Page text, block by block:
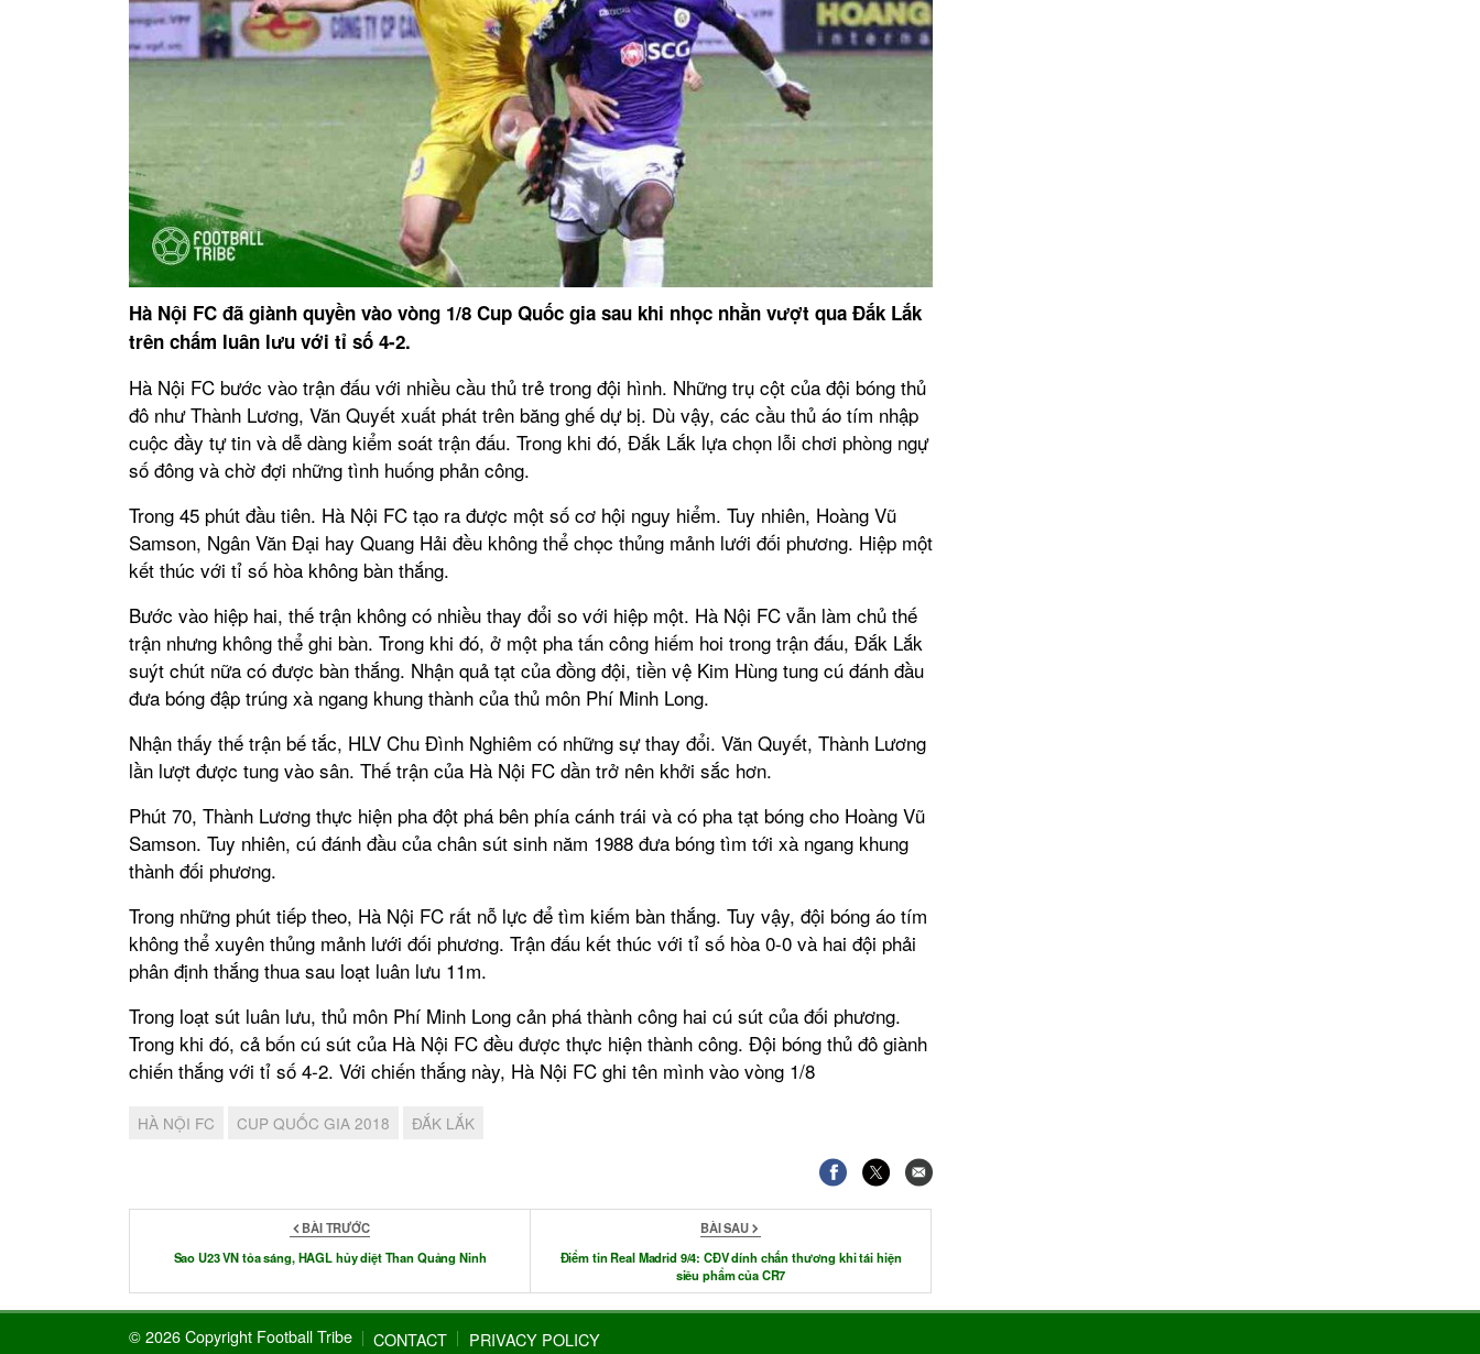
Hà Nội FC đã giành quyền vào vòng 1/8 Cup Quốc gia sau khi nhọc nhằn vượt qua Đắk Lắk
trên chấm luân lưu với tỉ số 4-2.
Hà Nội FC bước vào trận đấu với nhiều cầu thủ trẻ trong đội hình. Những trụ cột của đội bóng thủ
đô như Thành Lương, Văn Quyết xuất phát trên băng ghế dự bị. Dù vậy, các cầu thủ áo tím nhập
cuộc đầy tự tin và dễ dàng kiểm soát trận đấu. Trong khi đó, Đắk Lắk lựa chọn lỗi chơi phòng ngự
số đông và chờ đợi những tình huống phản công.
Trong 45 phút đầu tiên. Hà Nội FC tạo ra được một số cơ hội nguy hiểm. Tuy nhiên, Hoàng Vũ
Samson, Ngân Văn Đại hay Quang Hải đều không thể chọc thủng mảnh lưới đối phương. Hiệp một
kết thúc với tỉ số hòa không bàn thắng.
Bước vào hiệp hai, thế trận không có nhiều thay đổi so với hiệp một. Hà Nội FC vẫn làm chủ thế
trận nhưng không thể ghi bàn. Trong khi đó, ở một pha tấn công hiếm hoi trong trận đấu, Đắk Lắk
suýt chút nữa có được bàn thắng. Nhận quả tạt của đồng đội, tiền vệ Kim Hùng tung cú đánh đầu
đưa bóng đập trúng xà ngang khung thành của thủ môn Phí Minh Long.
Nhận thấy thế trận bế tắc, HLV Chu Đình Nghiêm có những sự thay đổi. Văn Quyết, Thành Lương
lần lượt được tung vào sân. Thế trận của Hà Nội FC dần trở nên khởi sắc hơn.
Phút 70, Thành Lương thực hiện pha đột phá bên phía cánh trái và có pha tạt bóng cho Hoàng Vũ
Samson. Tuy nhiên, cú đánh đầu của chân sút sinh năm 1988 đưa bóng tìm tới xà ngang khung
thành đối phương.
Trong những phút tiếp theo, Hà Nội FC rất nỗ lực để tìm kiếm bàn thắng. Tuy vậy, đội bóng áo tím
không thể xuyên thủng mảnh lưới đối phương. Trận đấu kết thúc với tỉ số hòa 0-0 và hai đội phải
phân định thắng thua sau loạt luân lưu 11m.
Trong loạt sút luân lưu, thủ môn Phí Minh Long cản phá thành công hai cú sút của đối phương.
Trong khi đó, cả bốn cú sút của Hà Nội FC đều được thực hiện thành công. Đội bóng thủ đô giành
chiến thắng với tỉ số 4-2. Với chiến thắng này, Hà Nội FC ghi tên mình vào vòng 1/8
HÀ NỘI FC CUP QUỐC GIA 2018 ĐẮK LẮK
BÀI TRƯỚC
Sao U23 VN tỏa sáng, HAGL hủy diệt Than Quảng Ninh
BÀI SAU
Điểm tin Real Madrid 9/4: CĐV dính chấn thương khi tái hiện
siêu phẩm của CR7
© 2026 Copyright Football Tribe CONTACT PRIVACY POLICY